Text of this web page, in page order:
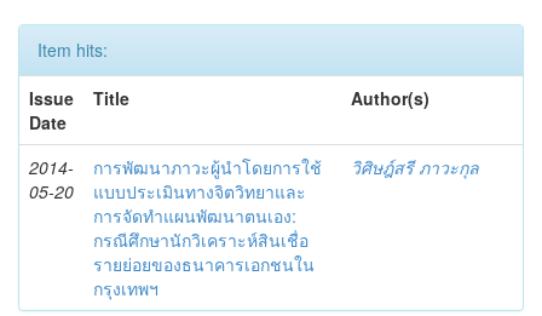
Item hits:
Issue
Date
Title Author(s)
2014-
05-20
การพัฒนาภาวะผู้นำโดยการใช้
แบบประเมินทางจิตวิทยาและ
การจัดทำแผนพัฒนาตนเอง:
กรณีศึกษานักวิเคราะห์สินเชื่อ
รายย่อยของธนาคารเอกชนใน
กรุงเทพฯ
วิศิษฎ์สรี ภาวะกุล